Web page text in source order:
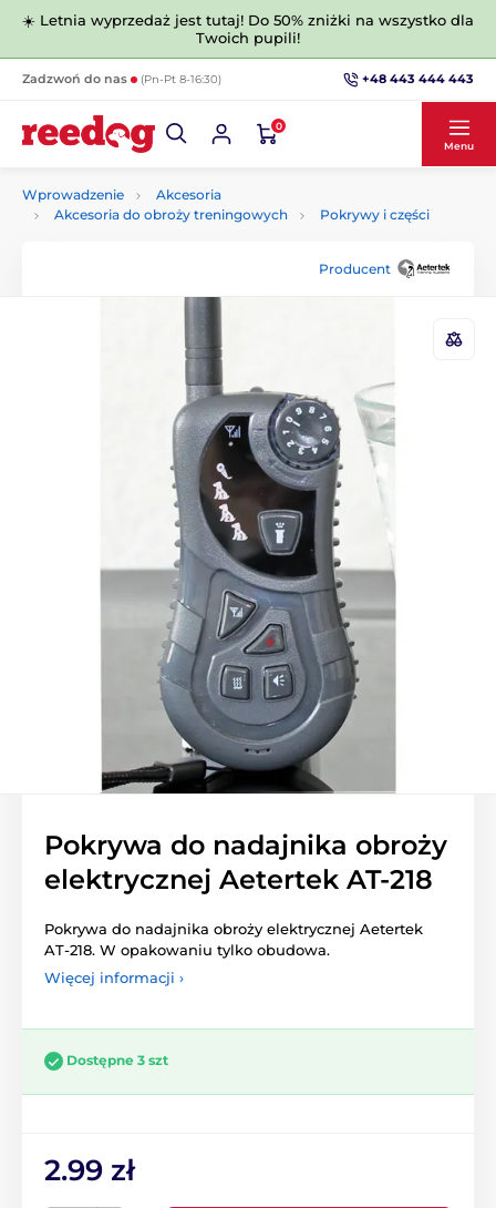
☀️ Letnia wyprzedaż jest tutaj! Do 50% zniżki na wszystko dla
Twoich pupili!
Zadzwoń do nas (Pn-Pt 8-16:30) +48 443 444 443
0
Menu
Wprowadzenie
Akcesoria
Akcesoria do obroży treningowych
Pokrywy i części
Producent
Pokrywa do nadajnika obroży
elektrycznej Aetertek AT-218
Pokrywa do nadajnika obroży elektrycznej Aetertek
AT-218. W opakowaniu tylko obudowa.
Więcej informacji ›
Dostępne 3 szt
2.99 zł